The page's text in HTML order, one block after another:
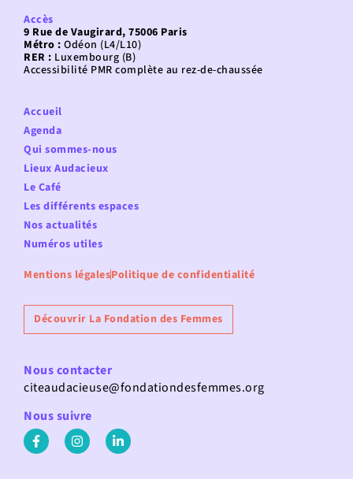
Accès
9 Rue de Vaugirard, 75006 Paris
Métro : Odéon (L4/L10)
RER : Luxembourg (B)
Accessibilité PMR complète au rez-de-chaussée
Accueil
Agenda
Qui sommes-nous
Lieux Audacieux
Le Café
Les différents espaces
Nos actualités
Numéros utiles
Mentions légalesPolitique de confidentialité
Découvrir La Fondation des Femmes
Nous contacter
citeaudacieuse@fondationdesfemmes.org
Nous suivre